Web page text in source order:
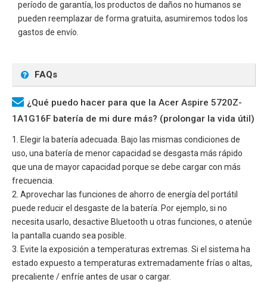
período de garantía, los productos de daños no humanos se
pueden reemplazar de forma gratuita, asumiremos todos los
gastos de envío.
FAQs
¿Qué puedo hacer para que la Acer Aspire 5720Z-
1A1G16F batería de mi dure más? (prolongar la vida útil)
1. Elegir la batería adecuada. Bajo las mismas condiciones de
uso, una batería de menor capacidad se desgasta más rápido
que una de mayor capacidad porque se debe cargar con más
frecuencia.
2. Aprovechar las funciones de ahorro de energía del portátil
puede reducir el desgaste de la batería. Por ejemplo, si no
necesita usarlo, desactive Bluetooth u otras funciones, o atenúe
la pantalla cuando sea posible.
3. Evite la exposición a temperaturas extremas. Si el sistema ha
estado expuesto a temperaturas extremadamente frías o altas,
precaliente / enfríe antes de usar o cargar.